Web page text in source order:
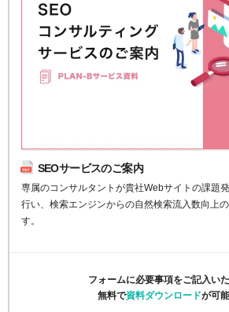
SEOサービスのご案内
専属のコンサルタントが貴社Webサイトの課題
行い、検索エンジンからの自然検索流入数向上
す。
フォームに必要事項をご記入いた
無料で資料ダウンロードが可